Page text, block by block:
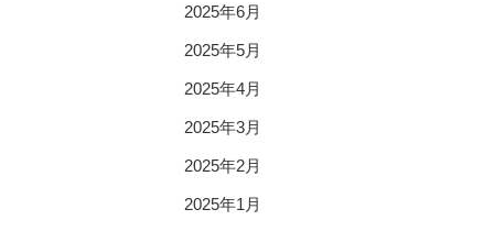
2025年6月
2025年5月
2025年4月
2025年3月
2025年2月
2025年1月